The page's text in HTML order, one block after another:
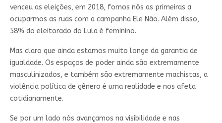
venceu as eleições, em 2018, fomos nós as primeiras a
ocuparmos as ruas com a campanha Ele Não. Além disso,
58% do eleitorado do Lula é feminino.
Mas claro que ainda estamos muito longe da garantia de
igualdade. Os espaços de poder ainda são extremamente
masculinizados, e também são extremamente machistas, a
violência política de gênero é uma realidade e nos afeta
cotidianamente.
Se por um lado nós avançamos na visibilidade e nas